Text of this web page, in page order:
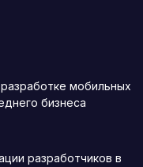
мобильных
бизнеса
разработчиков в